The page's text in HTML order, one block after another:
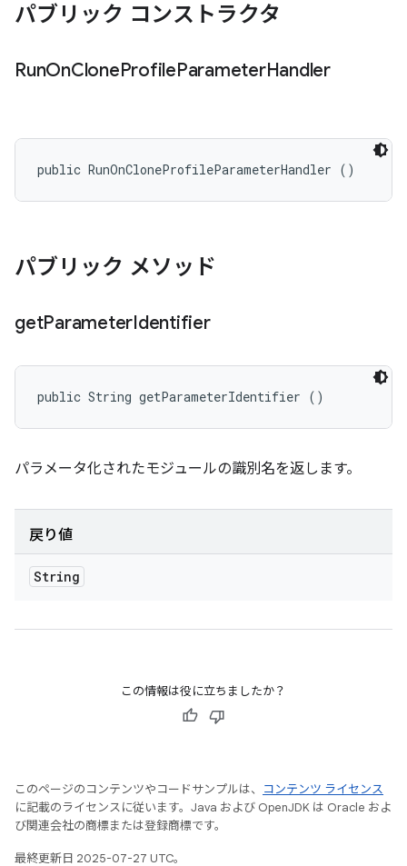
パブリック コンストラクタ
RunOnCloneProfileParameterHandler
public RunOnCloneProfileParameterHandler ()
パブリック メソッド
getParameterIdentifier
public String getParameterIdentifier ()
パラメータ化されたモジュールの識別名を返します。
戻り値
String
この情報は役に立ちましたか？
このページのコンテンツやコードサンプルは、
コンテンツ ライセンス
に記載のライセンスに従います。Java および OpenJDK は Oracle およ
び関連会社の商標または登録商標です。
最終更新日 2025-07-27 UTC。